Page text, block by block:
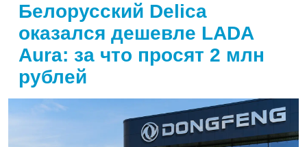
Белорусский Delica
оказался дешевле LADA
Aura: за что просят 2 млн
рублей